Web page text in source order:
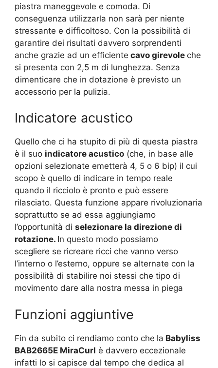
piastra maneggevole e comoda. Di
conseguenza utilizzarla non sarà per niente
stressante e difficoltoso. Con la possibilità di
garantire dei risultati davvero sorprendenti
anche grazie ad un efficiente cavo girevole che
si presenta con 2,5 m di lunghezza. Senza
dimenticare che in dotazione è previsto un
accessorio per la pulizia.
Indicatore acustico
Quello che ci ha stupito di più di questa piastra
è il suo indicatore acustico (che, in base alle
opzioni selezionate emetterà 4, 5 o 6 bip) il cui
scopo è quello di indicare in tempo reale
quando il ricciolo è pronto e può essere
rilasciato. Questa funzione appare rivoluzionaria
soprattutto se ad essa aggiungiamo
l’opportunità di selezionare la direzione di
rotazione. In questo modo possiamo
scegliere se ricreare ricci che vanno verso
l’interno o l’esterno, oppure se alternate con la
possibilità di stabilire noi stessi che tipo di
movimento dare alla nostra messa in piega
Funzioni aggiuntive
Fin da subito ci rendiamo conto che la Babyliss
BAB2665E MiraCurl è davvero eccezionale
infatti lo si capisce dal tempo che dedica al